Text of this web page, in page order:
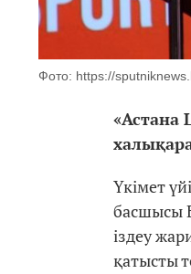
Фото: https://
«Астана
Үкімет
басшысы
іздеу
қатысты